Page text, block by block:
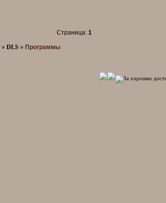
Страница: 1
» DLS » Программы